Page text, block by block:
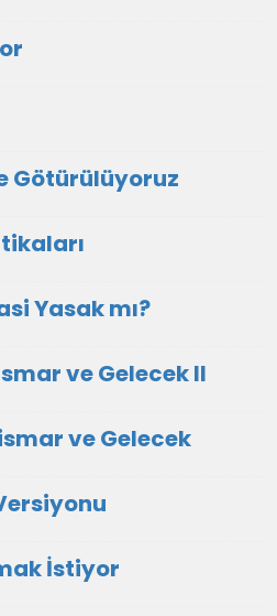
Götürülüyoruz
Yasak mı?
ve Gelecek II
ve Gelecek
İstiyor